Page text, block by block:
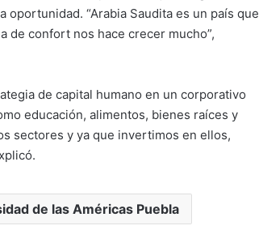
“Arabia Saudita es un país que
de confort nos hace crecer mucho”,
de capital humano en un corporativo
educación, alimentos, bienes raíces y
sectores y ya que invertimos en ellos,
de las Américas Puebla